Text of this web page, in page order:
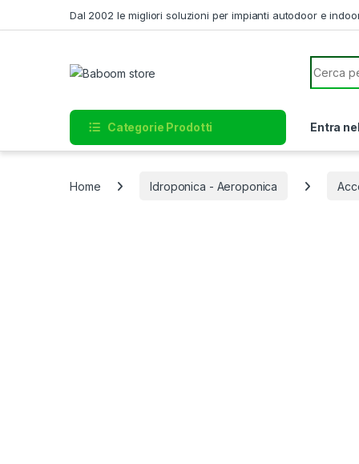
Dal 2002 le migliori soluzioni per impianti autodoor e
Search
Categorie Prodotti Entra
Home Idroponica - Aeroponica